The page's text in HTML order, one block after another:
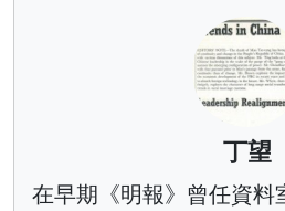
丁望
在早期《明報》曾任資料